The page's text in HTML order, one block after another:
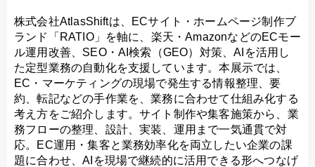
株式会社AtlasShiftは、ECサイト・ホームページ制作ブ
ランド「RATIO」を軸に、楽天・AmazonなどのECモー
ル運用改善、SEO・AI検索（GEO）対策、AIを活用し
た定型業務の自動化を支援しています。本展示では、
EC・マーケティングの現場で発生する情報整理、要
約、転記などの手作業を、業務に合わせて仕組み化する
考え方をご紹介します。サイト制作や集客施策から、業
務フローの整理、設計、実装、運用まで一気通貫で対
応。EC運用・集客と業務効率化を両立したい企業の課
題に合わせ、AIを現場で継続的に活用できる形へつなげ